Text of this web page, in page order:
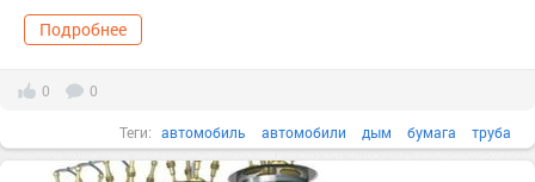
Подробнее
0 0
Теги: автомобиль автомобили дым бумага труба